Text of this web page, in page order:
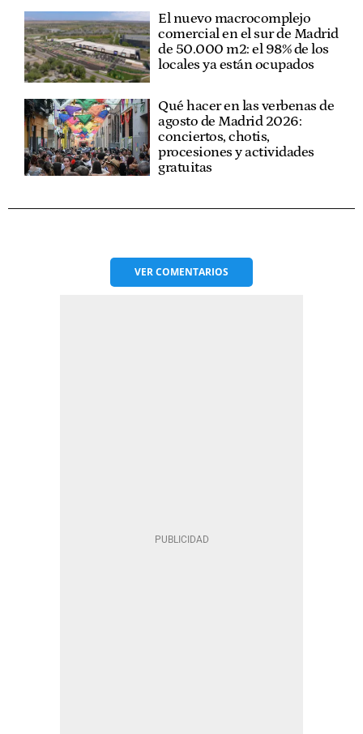
El nuevo macrocomplejo
comercial en el sur de Madrid
de 50.000 m2: el 98% de los
locales ya están ocupados
Qué hacer en las verbenas de
agosto de Madrid 2026:
conciertos, chotis,
procesiones y actividades
gratuitas
VERCOMENTARIOS